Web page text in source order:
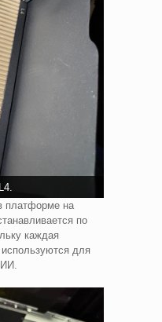
платформе на
по
каждая
для
ИИ.